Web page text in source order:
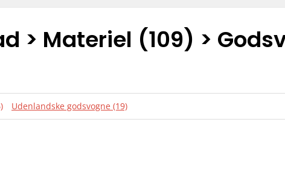
> Materiel (109) >
Udenlandske godsvogne (19)